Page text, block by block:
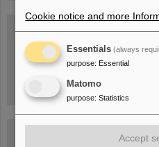
12 – 17 Uhr
Sa, 11.07.26,
Innenstadt Darmstadt
FAIR-Trailer:
Cookie notice and more
Essentials (always
purpose: Essential
Matomo
purpose: Statistics
Accept